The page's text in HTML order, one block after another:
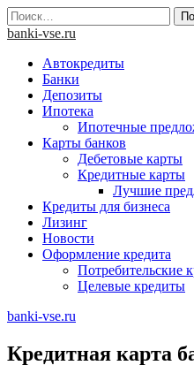
Skip
to
Найти:
banki-vse.ru
Автокредиты
Банки
Депозиты
Ипотека
Ипотечные
Карты банков
Дебетовые карты
Кредитные карты
Лучшие
Кредиты для бизнеса
Лизинг
Новости
Оформление кредита
Потребительские
Целевые кредиты
banki-vse.ru
Кредитная карта